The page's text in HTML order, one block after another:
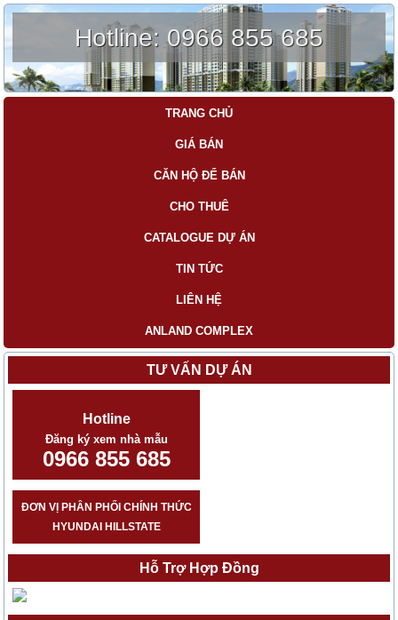
Hotline:0966 855 685
TRANG CHỦ
GIÁ BÁN
CĂN HỘ ĐỂ BÁN
CHO THUÊ
CATALOGUE DỰ ÁN
TIN TỨC
LIÊN HỆ
ANLAND COMPLEX
TƯ VẤN DỰ ÁN
Hotline
Đăng ký xem nhà mẫu
0966 855 685
ĐƠN VỊ PHÂN PHỐI CHÍNH THỨC
HYUNDAI HILLSTATE
Hỗ Trợ Hợp Đồng